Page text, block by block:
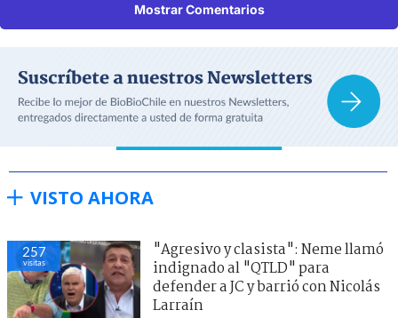
Mostrar Comentarios
VISTO AHORA
257
visitas
"Agresivo y clasista": Neme llamó
indignado al "QTLD" para
defender a JC y barrió con Nicolás
Larraín